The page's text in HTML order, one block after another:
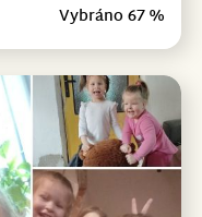
Vybráno 67 %